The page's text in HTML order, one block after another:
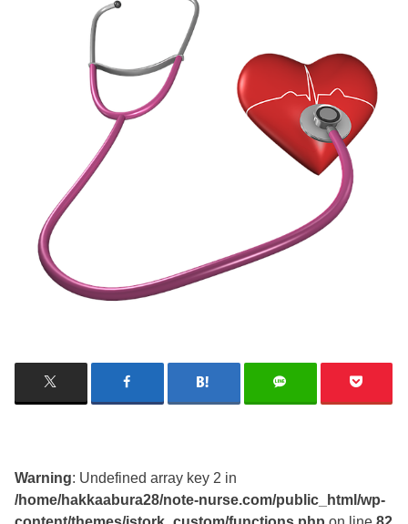
Warning: Undefined array key 2 in
/home/hakkaabura28/note-nurse.com/public_html/wp-